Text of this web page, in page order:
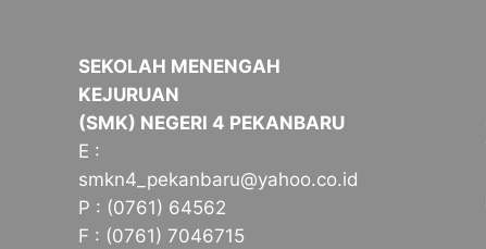
SEKOLAH MENENGAH
KEJURUAN
(SMK) NEGERI 4 PEKANBARU
E :
smkn4_pekanbaru@yahoo.co.id
P : (0761) 64562
F : (0761) 7046715